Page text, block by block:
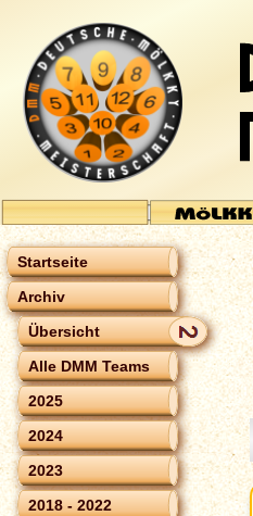
Startseite
Archiv
Übersicht
Alle DMM Teams
2025
2024
2023
2018 - 2022